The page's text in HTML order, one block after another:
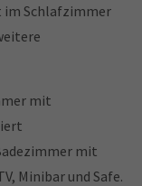
im Schlafzimmer
mit
mit
Minibar und Safe.